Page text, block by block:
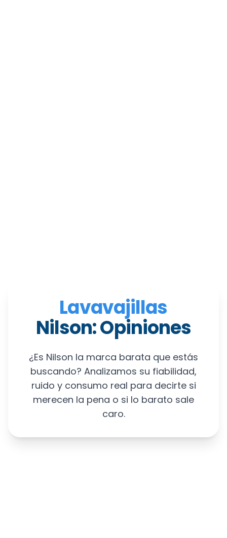
Lavavajillas
Nilson: Opiniones
¿Es Nilson la marca barata que estás
buscando? Analizamos su fiabilidad,
ruido y consumo real para decirte si
merecen la pena o si lo barato sale
caro.